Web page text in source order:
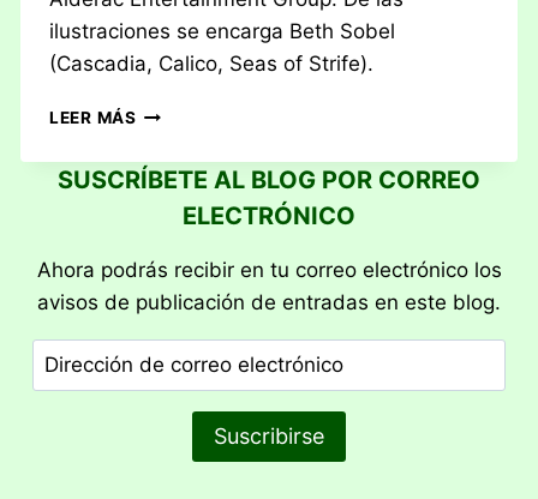
ilustraciones se encarga Beth Sobel
(Cascadia, Calico, Seas of Strife).
LEER MÁS RESEÑA:
SUSCRÍBETE AL BLOG POR CORREO
ELECTRÓNICO
Ahora podrás recibir en tu correo electrónico los
avisos de publicación de entradas en este blog.
Dirección
de
Suscribirse